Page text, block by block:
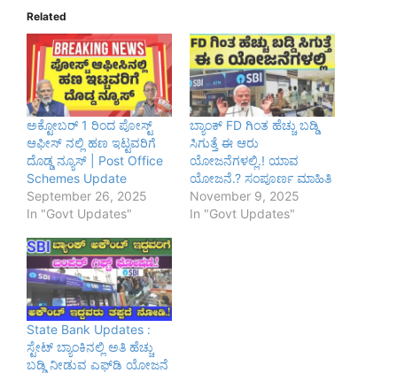
Related
ಅಕ್ಟೋಬರ್ 1 ರಿಂದ ಪೋಸ್ಟ್
ಆಫೀಸ್ ನಲ್ಲಿ ಹಣ ಇಟ್ಟವರಿಗೆ
ದೊಡ್ಡ ನ್ಯೂಸ್ | Post Office
Schemes Update
September 26, 2025
In "Govt Updates"
ಬ್ಯಾಂಕ್ FD ಗಿಂತ ಹೆಚ್ಚು ಬಡ್ಡಿ
ಸಿಗುತ್ತೆ ಈ ಆರು
ಯೋಜನೆಗಳಲ್ಲಿ.! ಯಾವ
ಯೋಜನೆ.? ಸಂಪೂರ್ಣ ಮಾಹಿತಿ
November 9, 2025
In "Govt Updates"
State Bank Updates :
ಸ್ಟೇಟ್ ಬ್ಯಾಂಕಿನಲ್ಲಿ ಅತಿ ಹೆಚ್ಚು
ಬಡ್ಡಿ ನೀಡುವ ಎಫ್‌ಡಿ ಯೋಜನೆ